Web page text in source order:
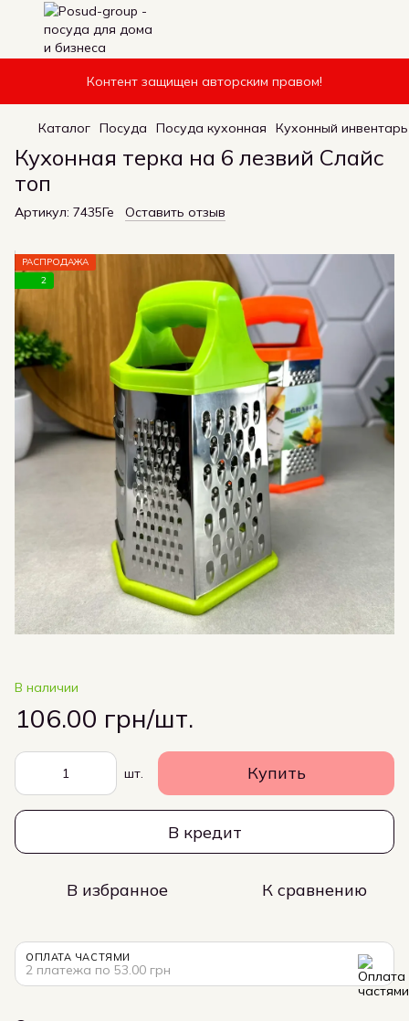
Контент защищен авторским правом!
Каталог Посуда Посуда кухонная Кухонный инвентарь
Кухонная терка на 6 лезвий Слайс
топ
Артикул: 7435Ге Оставить отзыв
РАСПРОДАЖА
2
В наличии
106.00 грн/шт.
шт. Купить
В кредит
В избранное К сравнению
ОПЛАТА ЧАСТЯМИ
2 платежа по 53.00 грн